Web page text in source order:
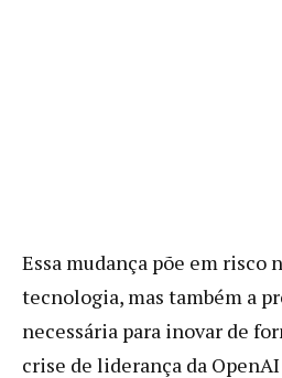
Essa mudança põe em risco
tecnologia, mas também a
necessária para inovar de
crise de liderança da